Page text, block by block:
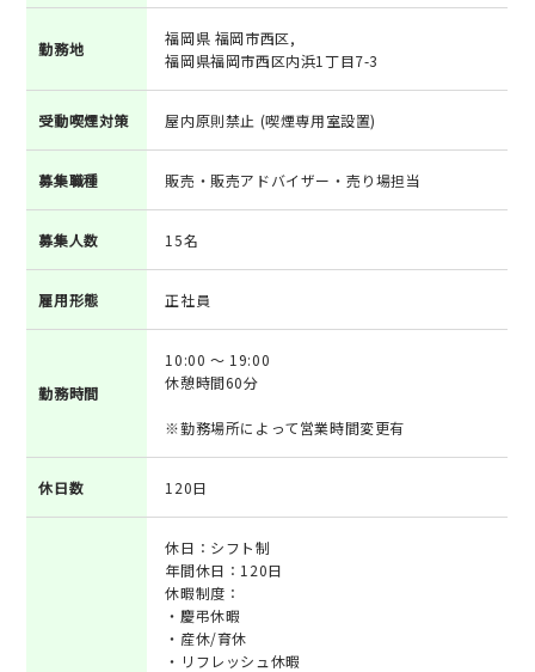
勤務地
福岡県 福岡市西区,
福岡県福岡市西区内浜1丁目7-3
受動喫煙対策 屋内原則禁止 (喫煙専用室設置)
募集職種 販売・販売アドバイザー・売り場担当
募集人数 15名
雇用形態 正社員
勤務時間
10:00 ～ 19:00
休憩時間60分
※勤務場所によって営業時間変更有
休日数 120日
休日：シフト制
年間休日：120日
休暇制度：
・慶弔休暇
・産休/育休
・リフレッシュ休暇